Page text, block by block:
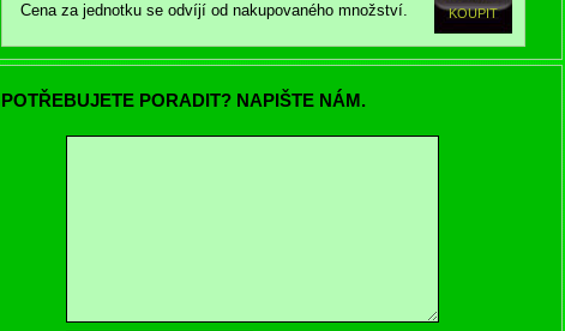
Cena za jednotku se odvíjí od nakupovaného množství.
POTŘEBUJETE PORADIT? NAPIŠTE NÁM.